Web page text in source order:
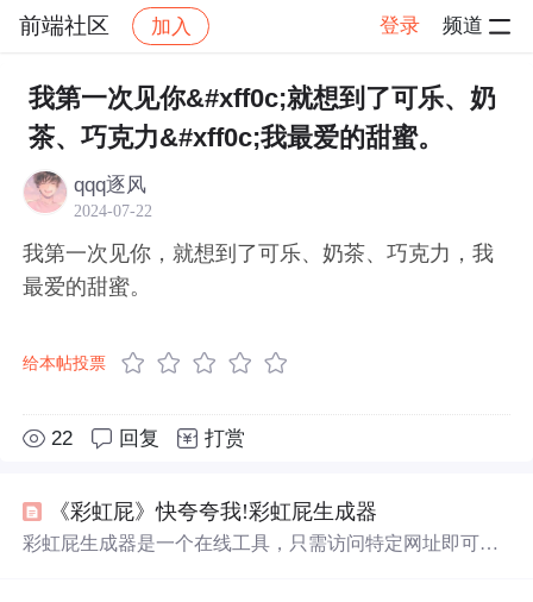
前端社区 加入 登录 频道
社区 前端社区 感慨 帖子详情
我第一次见你&#xff0c;就想到了可乐、奶
茶、巧克力&#xff0c;我最爱的甜蜜。
qqq逐风
2024-07-22
我第一次见你，就想到了可乐、奶茶、巧克力，我
最爱的甜蜜。
给本帖投票
22 回复 打赏
《彩虹屁》快夸夸我!彩虹屁生成器
彩虹屁生成器是一个在线工具，只需访问特定网址即可获